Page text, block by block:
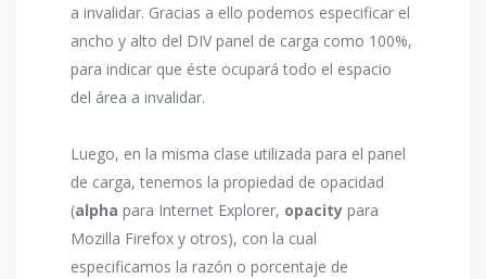
a invalidar. Gracias a ello podemos especificar el
ancho y alto del DIV panel de carga como 100%,
para indicar que éste ocupará todo el espacio
del área a invalidar.
Luego, en la misma clase utilizada para el panel
de carga, tenemos la propiedad de opacidad
(alpha para Internet Explorer, opacity para
Mozilla Firefox y otros), con la cual
especificamos la razón o porcentaje de